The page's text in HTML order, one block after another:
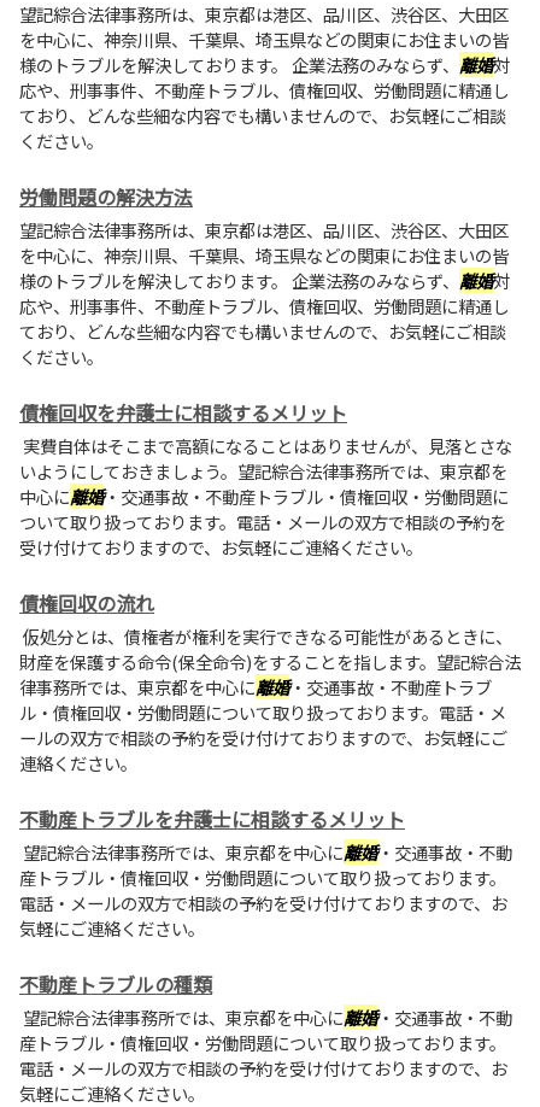
望記綜合法律事務所は、東京都は港区、品川区、渋谷区、大田区
を中心に、神奈川県、千葉県、埼玉県などの関東にお住まいの皆
様のトラブルを解決しております。 企業法務のみならず、 離婚対
応や、刑事事件、不動産トラブル、債権回収、労働問題に精通し
ており、どんな些細な内容でも構いませんので、お気軽にご相談
ください。
労働問題の解決方法
望記綜合法律事務所は、東京都は港区、品川区、渋谷区、大田区
を中心に、神奈川県、千葉県、埼玉県などの関東にお住まいの皆
様のトラブルを解決しております。 企業法務のみならず、 離婚対
応や、刑事事件、不動産トラブル、債権回収、労働問題に精通し
ており、どんな些細な内容でも構いませんので、お気軽にご相談
ください。
債権回収を弁護士に相談するメリット
実費自体はそこまで高額になることはありませんが、見落とさな
いようにしておきましょう。望記綜合法律事務所では、東京都を
中心に離婚・交通事故・不動産トラブル・債権回収・労働問題に
ついて取り扱っております。電話・メールの双方で相談の予約を
受け付けておりますので、お気軽にご連絡ください。
債権回収の流れ
仮処分とは、債権者が権利を実行できなる可能性があるときに、
財産を保護する命令(保全命令)をすることを指します。望記綜合法
律事務所では、東京都を中心に離婚・交通事故・不動産トラブ
ル・債権回収・労働問題について取り扱っております。電話・メ
ールの双方で相談の予約を受け付けておりますので、お気軽にご
連絡ください。
不動産トラブルを弁護士に相談するメリット
望記綜合法律事務所では、東京都を中心に離婚・交通事故・不動
産トラブル・債権回収・労働問題について取り扱っております。
電話・メールの双方で相談の予約を受け付けておりますので、お
気軽にご連絡ください。
不動産トラブルの種類
望記綜合法律事務所では、東京都を中心に離婚・交通事故・不動
産トラブル・債権回収・労働問題について取り扱っております。
電話・メールの双方で相談の予約を受け付けておりますので、お
気軽にご連絡ください。